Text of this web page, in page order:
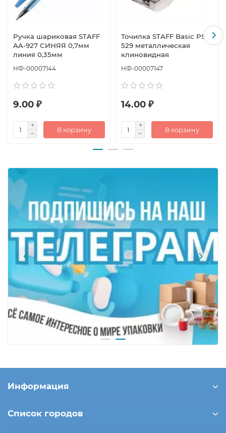
Ручка шариковая STAFF
AA-927 СИНЯЯ 0,7мм
линия 0,35мм
НФ-00007144
9.00 ₽
В корзину
Точилка STAFF Basic PS-
529 металлическая
клиновидная
НФ-00007147
14.00 ₽
В корзину
Информация
Список городов